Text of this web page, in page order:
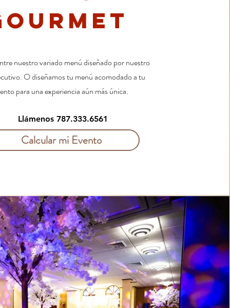
nuestro variado menú diseñado por nuestro
O diseñamos tu menú acomodado a tu
para una experiencia aún más única.
Llámenos 787.333.6561
Calcular mi Evento